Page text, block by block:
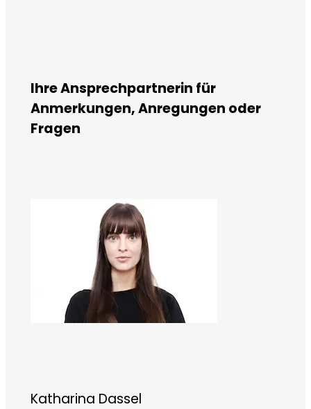
Ihre Ansprechpartnerin für
Anmerkungen, Anregungen oder
Fragen
Katharina Dassel